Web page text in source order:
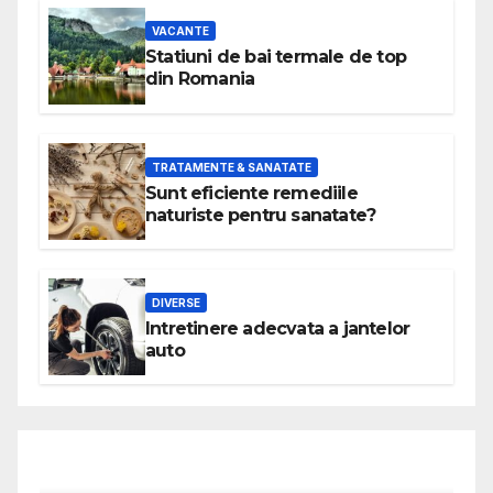
VACANTE
Statiuni de bai termale de top
din Romania
TRATAMENTE & SANATATE
Sunt eficiente remediile
naturiste pentru sanatate?
DIVERSE
Intretinere adecvata a jantelor
auto